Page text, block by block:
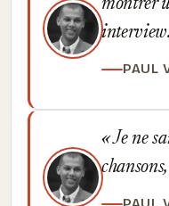
montrer
PAUL
Je ne